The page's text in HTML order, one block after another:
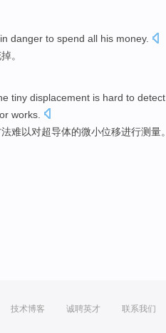
in danger to spend all his money.
。
tiny displacement is hard to detect
works.
难以对超导体的微小位移进行测量。
技术博客 诚聘英才 联系我们